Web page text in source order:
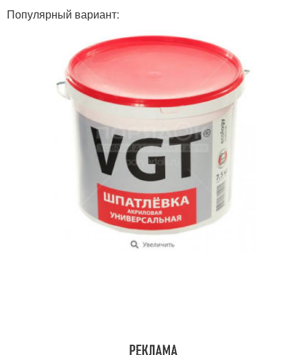
Популярный вариант: